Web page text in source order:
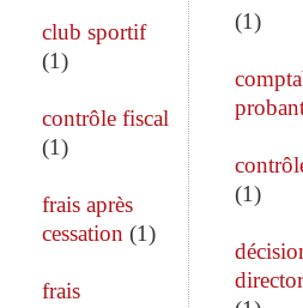
club sportif
(1)
contrôle fiscal
(1)
frais après
cessation (1)
frais
(1)
(1)